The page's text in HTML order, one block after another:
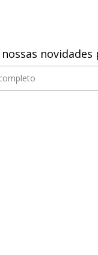
nossas